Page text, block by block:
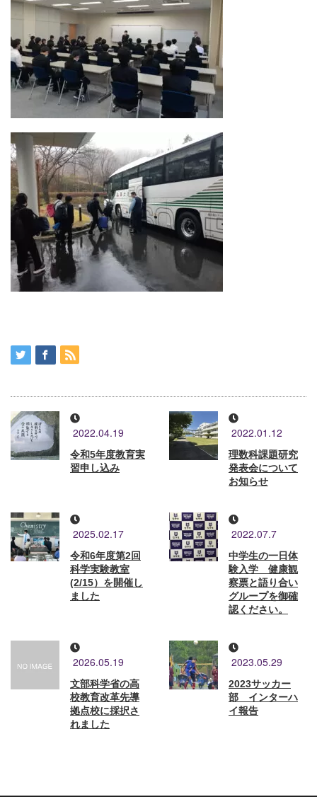
2022.04.19
令和5年度教育実
習申し込み
2022.01.12
理数科課題研究
発表会について
お知らせ
2025.02.17
令和6年度第2回
科学実験教室
(2/15）を開催し
ました
2022.07.7
中学生の一日体
験入学 健康観
察票と語り合い
グループを御確
認ください。
2026.05.19
文部科学省の高
校教育改革先導
拠点校に採択さ
れました
2023.05.29
2023サッカー
部 インターハ
イ報告